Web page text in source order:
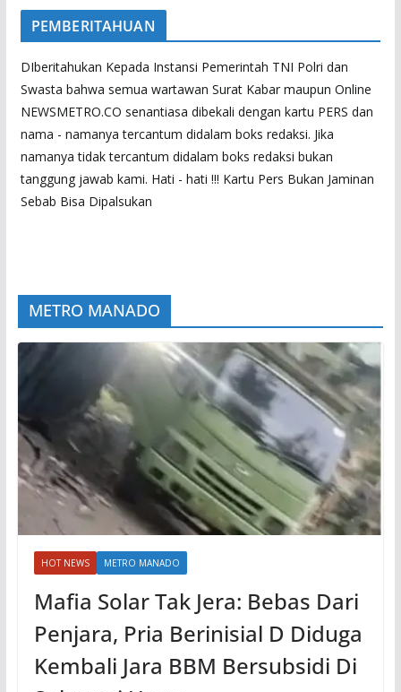
PEMBERITAHUAN
DIberitahukan Kepada Instansi Pemerintah TNI Polri dan
Swasta bahwa semua wartawan Surat Kabar maupun Online
NEWSMETRO.CO senantiasa dibekali dengan kartu PERS dan
nama - namanya tercantum didalam boks redaksi. Jika
namanya tidak tercantum didalam boks redaksi bukan
tanggung jawab kami. Hati - hati !!! Kartu Pers Bukan Jaminan
Sebab Bisa Dipalsukan
METRO MANADO
HOT NEWS METRO MANADO
Mafia Solar Tak Jera: Bebas Dari
Penjara, Pria Berinisial D Diduga
Kembali Jara BBM Bersubsidi Di